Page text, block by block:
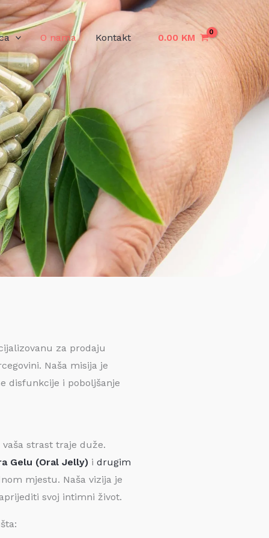
O nama Kontakt 0.00 KM
za prodaju
Naša misija je
disfunkcije i poboljšanje
strast traje duže.
Gelu (Oral Jelly)i drugim
mjestu. Naša vizija je
svoj intimni život.